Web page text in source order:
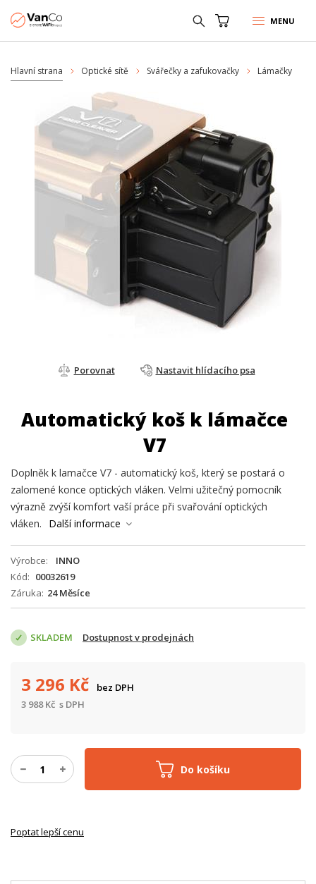
MENU
Hlavní strana Optické sítě Svářečky a zafukovačky Lámačky
Porovnat Nastavit hlídacího psa
Automatický koš k lámačce
V7
Doplněk k lamačce V7 - automatický koš, který se postará o
zalomené konce optických vláken. Velmi užitečný pomocník
výrazně zvýší komfort vaší práce při svařování optických
vláken.
Další informace
Výrobce
INNO
Kód
00032619
Záruka 24 Měsíce
SKLADEM Dostupnost v prodejnách
Do košíku
3 296 Kč
bez DPH
3 988Kč s DPH
Poptat lepší cenu